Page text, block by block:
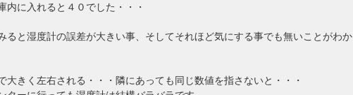
内に入れると４０でした・・・
ると湿度計の誤差が大きい事、そしてそれほど気にする事でも無いことがわか
大きく左右される・・・隣にあっても同じ数値を指さないと・・・